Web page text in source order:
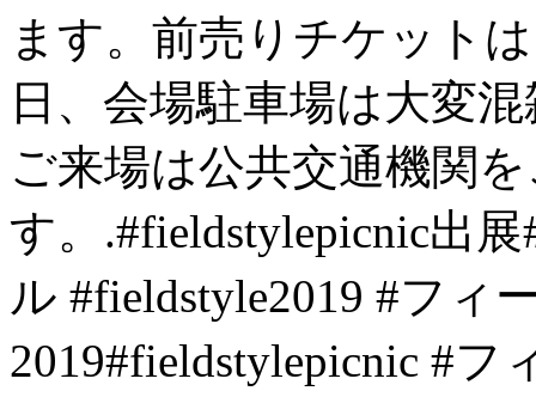
ます。前売りチケット
日、会場駐車場は大変
ご来場は公共交通機関
す。.#fieldstylepicnic出
ル #fieldstyle2019 #フィ
2019#fieldstylepicnic #